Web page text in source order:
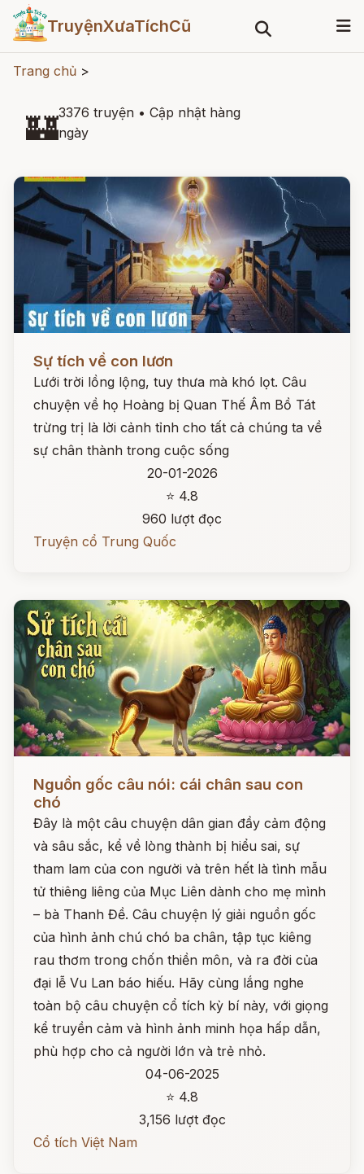
TruyệnXưaTíchCũ
Trang chủ >
🏰3376 truyện • Cập nhật hàng
ngày
Sự tích về con lươn
Lưới trời lồng lộng, tuy thưa mà khó lọt. Câu
chuyện về họ Hoàng bị Quan Thế Âm Bồ Tát
trừng trị là lời cảnh tỉnh cho tất cả chúng ta về
sự chân thành trong cuộc sống
20-01-2026
⭐ 4.8
960 lượt đọc
Truyện cổ Trung Quốc
Đọc ngay
Nguồn gốc câu nói: cái chân sau con
chó
Đây là một câu chuyện dân gian đầy cảm động
và sâu sắc, kể về lòng thành bị hiểu sai, sự
tham lam của con người và trên hết là tình mẫu
tử thiêng liêng của Mục Liên dành cho mẹ mình
– bà Thanh Đề. Câu chuyện lý giải nguồn gốc
của hình ảnh chú chó ba chân, tập tục kiêng
rau thơm trong chốn thiền môn, và ra đời của
đại lễ Vu Lan báo hiếu. Hãy cùng lắng nghe
toàn bộ câu chuyện cổ tích kỳ bí này, với giọng
kể truyền cảm và hình ảnh minh họa hấp dẫn,
phù hợp cho cả người lớn và trẻ nhỏ.
04-06-2025
⭐ 4.8
3,156 lượt đọc
Cổ tích Việt Nam